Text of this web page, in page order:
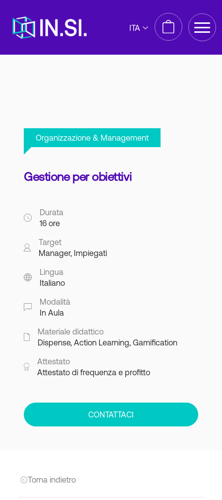
Organizzazione & Management
Gestione per obiettivi
Durata
16 ore
Target
Manager, Impiegati
Lingua
Italiano
Modalità
In Aula
Materiale didattico
Dispense, Action Learning, Gamification
Attestato
Attestato di frequenza e profitto
CONTATTACI
Torna indietro
ITA